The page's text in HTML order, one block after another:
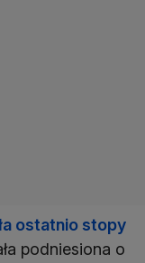
ostatnio stopy
podniesiona o